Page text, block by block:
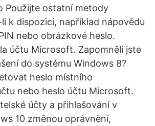
Použijte ostatní metody
k dispozici, například nápovědu
nebo obrázkové heslo.
účtu Microsoft. Zapomněli jste
do systému Windows 8?
heslo místního
nebo heslo účtu Microsoft.
účty a přihlašování v
10 změnou oprávnění,